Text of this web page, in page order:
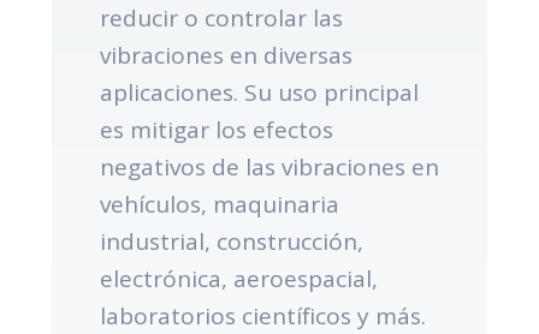
reducir o controlar las
vibraciones en diversas
aplicaciones. Su uso principal
es mitigar los efectos
negativos de las vibraciones en
vehículos, maquinaria
industrial, construcción,
electrónica, aeroespacial,
laboratorios científicos y más.